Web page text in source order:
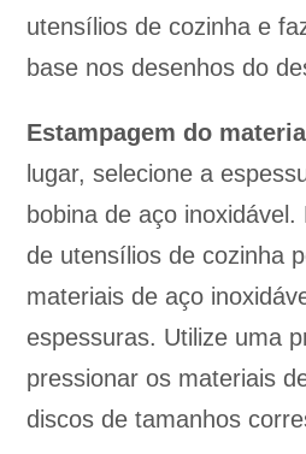
utensílios de cozinha e
base nos desenhos do
Estampagem do
lugar, selecione a
bobina de aço
de utensílios de cozinha
materiais de aço
espessuras. Utilize uma
pressionar os materiais
discos de tamanhos